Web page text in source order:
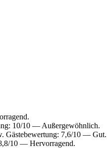
10/10 — Außergewöhnlich.
Gästebewertung: 7,6/10 — Gut.
10 — Hervorragend.